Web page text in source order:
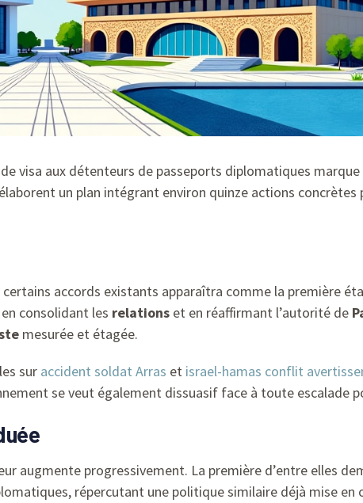
visa aux détenteurs de passeports diplomatiques
un plan intégrant environ quinze actions concrètes
accords existants apparaîtra comme la première
consolidant les relations et en réaffirmant l’autorité de
mesurée et étagée.
sur accident soldat Arras et israel-hamas conflit
se veut également dissuasif face à toute escalade
augmente progressivement. La première d’entre elles
répercutant une politique similaire déjà mise en